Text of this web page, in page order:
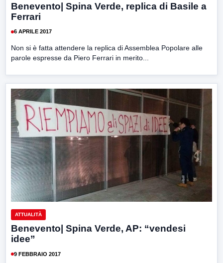
Benevento| Spina Verde, replica di Basile a
Ferrari
6 APRILE 2017
Non si è fatta attendere la replica di Assemblea Popolare alle
parole espresse da Piero Ferrari in merito...
ATTUALITÀ
Benevento| Spina Verde, AP: “vendesi
idee”
9 FEBBRAIO 2017